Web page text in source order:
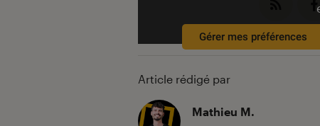
Gérer mes préférences
Article rédigé par
Mathieu M.